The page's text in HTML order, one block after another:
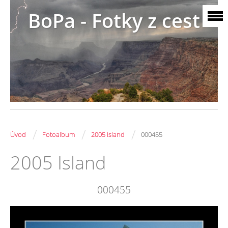
BoPa - Fotky z cest
Úvod / Fotoalbum / 2005 Island / 000455
2005 Island
000455